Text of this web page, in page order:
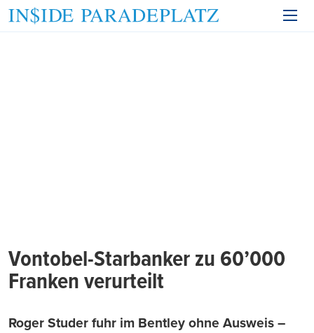
Vontobel-Starbanker zu 60’000
Franken verurteilt
Roger Studer fuhr im Bentley ohne Ausweis –